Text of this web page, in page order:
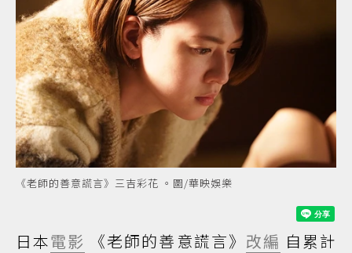
《老師的善意謊言》三吉彩花 。圖/華映娛樂
日本電影 《老師的善意謊言》 改編 自累計